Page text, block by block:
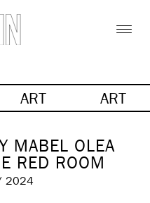
ART ART
MABEL OLEA
RED ROOM
2024